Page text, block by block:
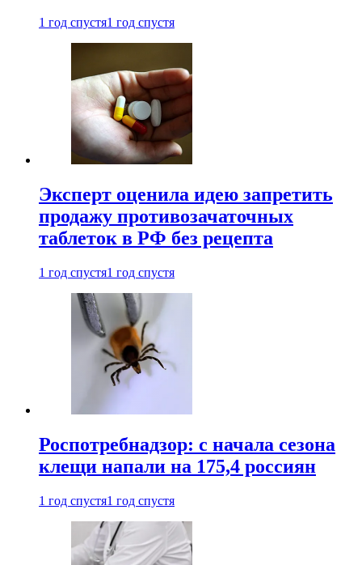
1 год спустя1 год спустя
Эксперт оценила идею запретить
продажу противозачаточных
таблеток в РФ без рецепта
1 год спустя1 год спустя
Роспотребнадзор: с начала сезона
клещи напали на 175,4 россиян
1 год спустя1 год спустя